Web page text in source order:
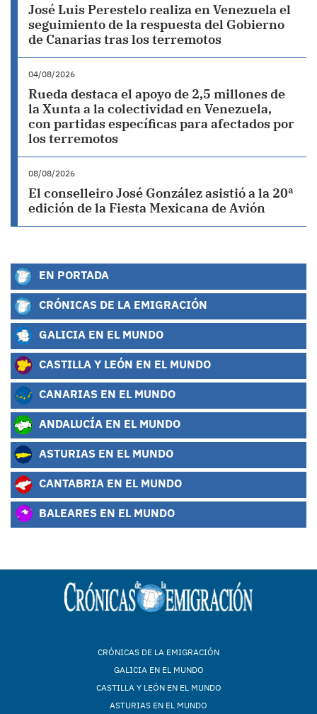
José Luis Perestelo realiza en Venezuela el
seguimiento de la respuesta del Gobierno
de Canarias tras los terremotos
04/08/2026
Rueda destaca el apoyo de 2,5 millones de
la Xunta a la colectividad en Venezuela,
con partidas específicas para afectados por
los terremotos
08/08/2026
El conselleiro José González asistió a la 20ª
edición de la Fiesta Mexicana de Avión
EN PORTADA
CRÓNICAS DE LA EMIGRACIÓN
GALICIA EN EL MUNDO
CASTILLA Y LEÓN EN EL MUNDO
CANARIAS EN EL MUNDO
ANDALUCÍA EN EL MUNDO
ASTURIAS EN EL MUNDO
CANTABRIA EN EL MUNDO
BALEARES EN EL MUNDO
CRÓNICAS DE LA EMIGRACIÓN
GALICIA EN EL MUNDO
CASTILLA Y LEÓN EN EL MUNDO
ASTURIAS EN EL MUNDO